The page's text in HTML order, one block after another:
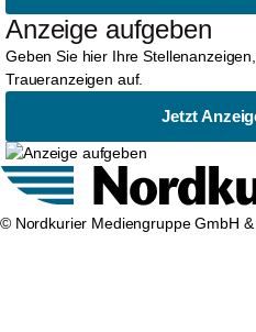
Anzeige aufgeben
Geben Sie hier Ihre
Traueranzeigen auf.
Jetzt
© Nordkurier Mediengruppe GmbH